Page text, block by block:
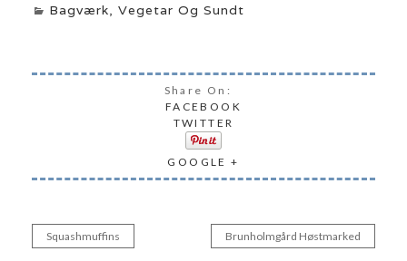
Bagværk, Vegetar Og Sundt
Share On:
FACEBOOK
TWITTER
GOOGLE +
Indlægsnavigation
Squashmuffins Brunholmgård Høstmarked